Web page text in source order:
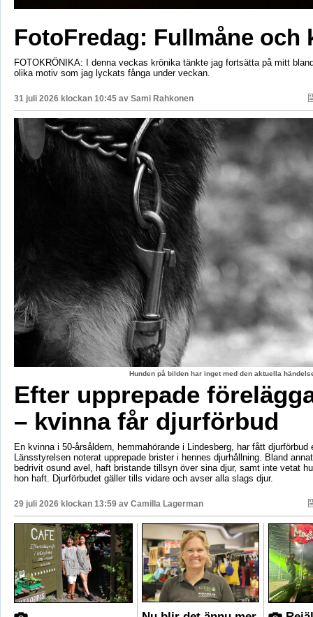
FotoFredag: Fullmåne och
FOTOKRÖNIKA: I denna veckas krönika tänkte jag fortsätta på mitt
olika motiv som jag lyckats fånga under veckan.
31 juli 2026 klockan 10:45 av Sami Rahkonen
Hunden på bilden har inget med den aktuella
Efter upprepade
– kvinna får djurförbud
En kvinna i 50-årsåldern, hemmahörande i Lindesberg, har fått djurförbud
Länsstyrelsen noterat upprepade brister i hennes djurhållning. Bland
bedrivit osund avel, haft bristande tillsyn över sina djur, samt inte vetat
hon haft. Djurförbudet gäller tills vidare och avser alla slags djur.
29 juli 2026 klockan 13:59 av Camilla Lagerman